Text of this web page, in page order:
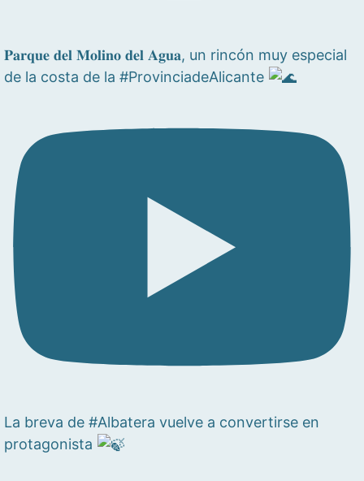
𝐏𝐚𝐫𝐪𝐮𝐞 𝐝𝐞𝐥 𝐌𝐨𝐥𝐢𝐧𝐨 𝐝𝐞𝐥 𝐀𝐠𝐮𝐚, un rincón muy especial
de la costa de la #ProvinciadeAlicante
La breva de #Albatera vuelve a convertirse en
protagonista